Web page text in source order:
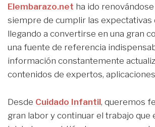
Elembarazo.net ha ido
siempre de cumplir las expectativas
llegando a convertirse en una gran
una fuente de referencia
información constantemente
contenidos de expertos,
Desde Cuidado Infantil, queremos
gran labor y continuar el trabajo que